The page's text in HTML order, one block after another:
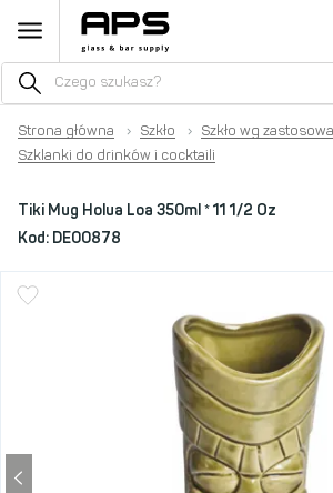
Strona główna › Szkło › Szkło wg
Szklanki do drinków i cocktaili
Tiki Mug Holua Loa 350ml * 11 1/2 Oz
Kod: DE00878